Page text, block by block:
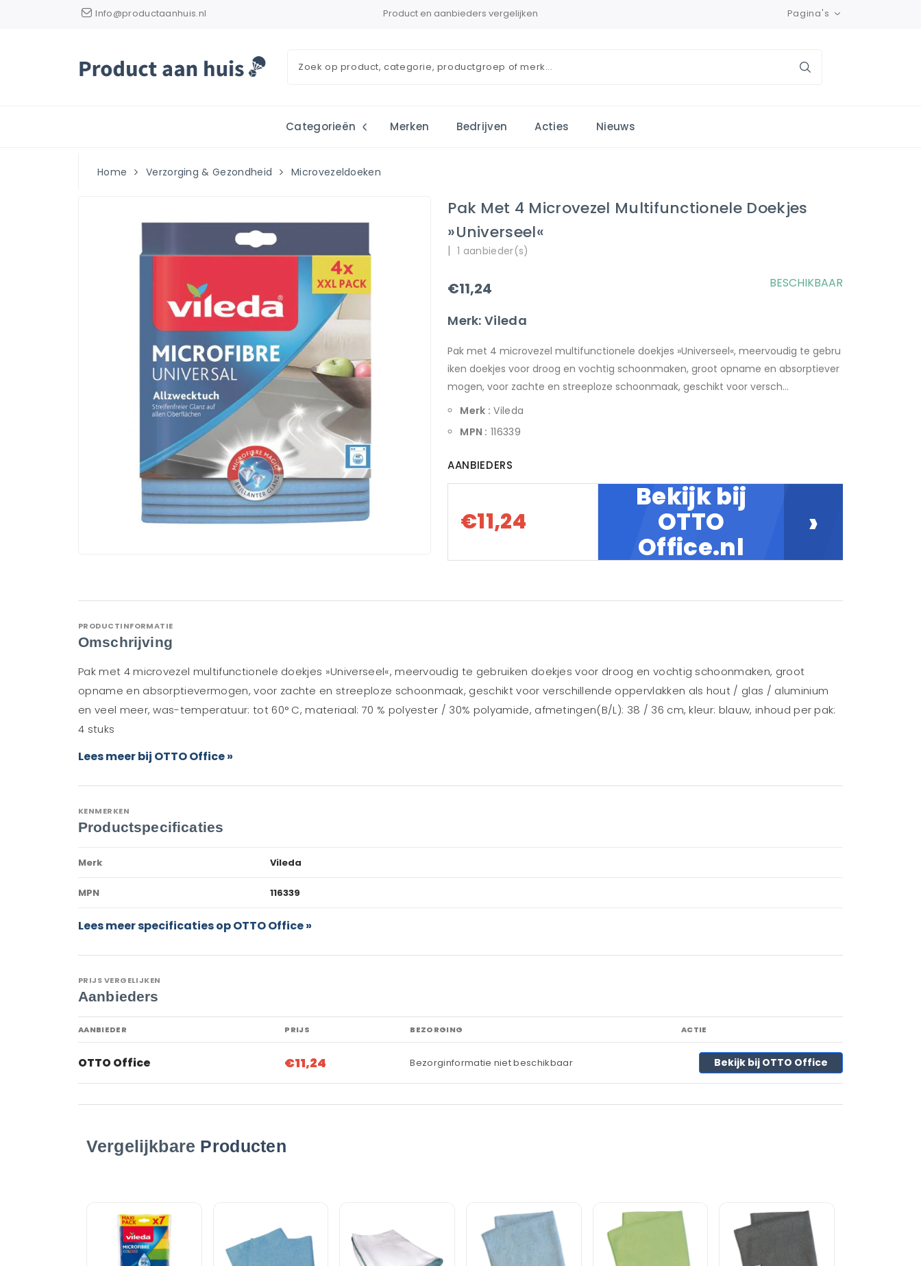
Info@productaanhuis.nl Product en aanbieders vergelijken Pagina's
Categorieën Merken Bedrijven Acties Nieuws
Home Verzorging & Gezondheid Microvezeldoeken
Pak Met 4 Microvezel Multifunctionele Doekjes
»Universeel«
|1 aanbieder(s)
€11,24
Merk: Vileda
BESCHIKBAAR
Pak met 4 microvezel multifunctionele doekjes »Universeel«, meervoudig te gebru
iken doekjes voor droog en vochtig schoonmaken, groot opname en absorptiever
mogen, voor zachte en streeploze schoonmaak, geschikt voor versch...
Merk : Vileda
MPN : 116339
AANBIEDERS
€11,24
Bekijk bij
OTTO
Office.nl
›
PRODUCTINFORMATIE
Omschrijving
Pak met 4 microvezel multifunctionele doekjes »Universeel«, meervoudig te gebruiken doekjes voor droog en vochtig schoonmaken, groot
opname en absorptievermogen, voor zachte en streeploze schoonmaak, geschikt voor verschillende oppervlakken als hout / glas / aluminium
en veel meer, was-temperatuur: tot 60° C, materiaal: 70 % polyester / 30% polyamide, afmetingen(B/L): 38 / 36 cm, kleur: blauw, inhoud per pak:
4 stuks
Lees meer bij OTTO Office »
KENMERKEN
Productspecificaties
Merk Vileda
MPN 116339
Lees meer specificaties op OTTO Office »
PRIJS VERGELIJKEN
Aanbieders
AANBIEDER PRIJS BEZORGING ACTIE
OTTO Office €11,24 Bezorginformatie niet beschikbaar Bekijk bij OTTO Office
Vergelijkbare Producten